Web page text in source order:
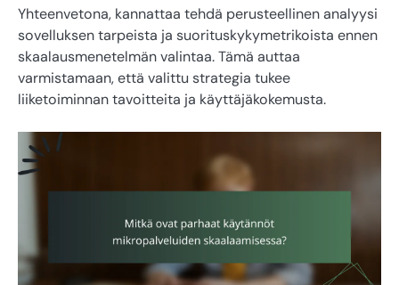
Yhteenvetona, kannattaa tehdä perusteellinen analyysi
sovelluksen tarpeista ja suorituskykymetrikoista ennen
skaalausmenetelmän valintaa. Tämä auttaa
varmistamaan, että valittu strategia tukee
liiketoiminnan tavoitteita ja käyttäjäkokemusta.